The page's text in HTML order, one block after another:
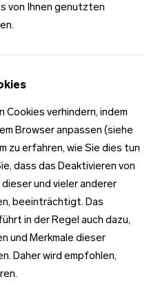
von Ihnen genutzten
Cookies verhindern, indem
Browser anpassen (siehe
zu erfahren, wie Sie dies tun
dass das Deaktivieren von
und vieler anderer
beeinträchtigt. Das
in der Regel auch dazu,
und Merkmale dieser
Daher wird empfohlen,